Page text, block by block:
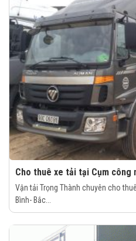
Cho thuê xe tải tại Cụm công
Vận tải Trọng Thành chuyên cho
Bình- Bắc...